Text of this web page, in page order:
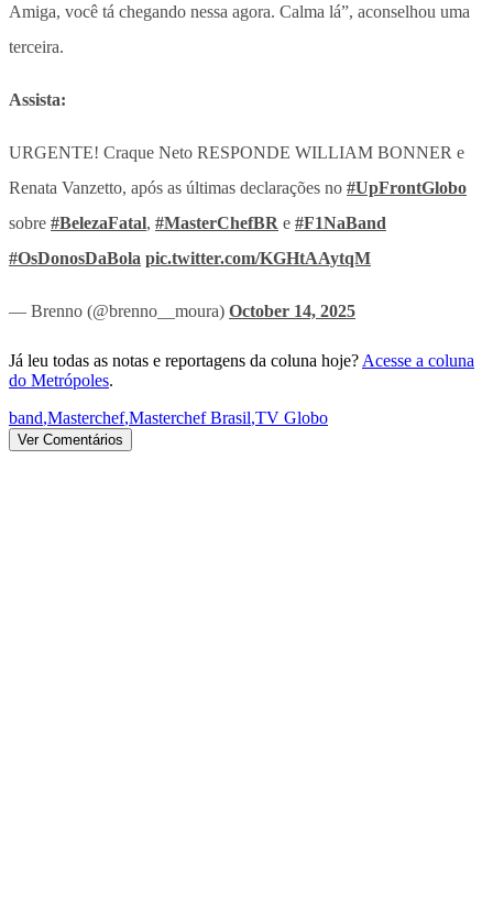
Amiga, você tá chegando nessa agora. Calma lá”, aconselhou uma
terceira.
Assista:
URGENTE! Craque Neto RESPONDE WILLIAM BONNER e
Renata Vanzetto, após as últimas declarações no #UpFrontGlobo
sobre #BelezaFatal, #MasterChefBR e #F1NaBand
#OsDonosDaBola pic.twitter.com/KGHtAAytqM
— Brenno (@brenno__moura) October 14, 2025
Já leu todas as notas e reportagens da coluna hoje? Acesse a coluna
do Metrópoles.
band,Masterchef,Masterchef Brasil,TV Globo
Ver Comentários